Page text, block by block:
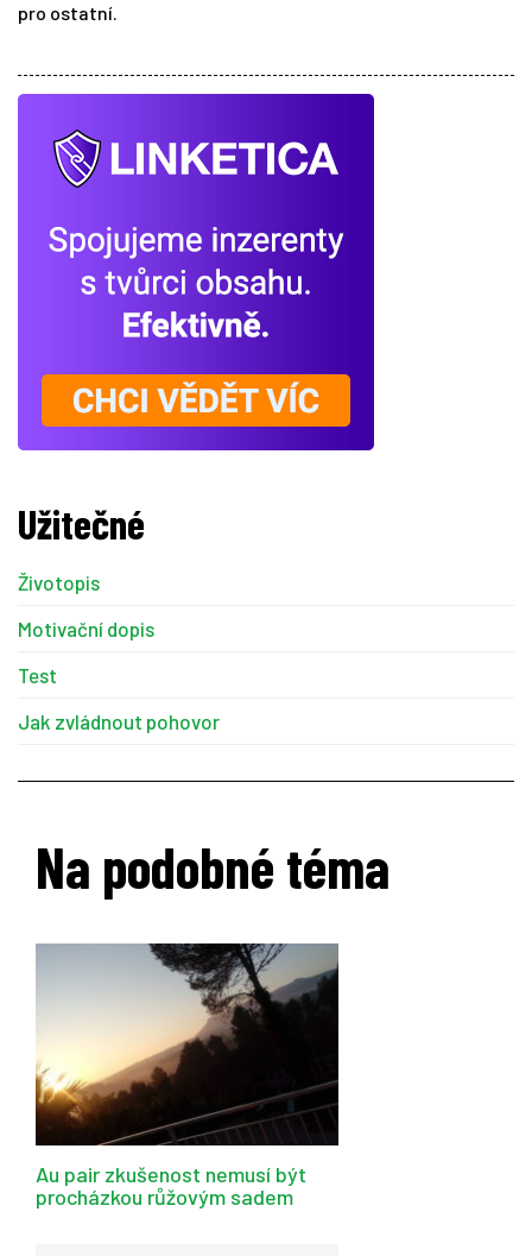
pro ostatní.
Užitečné
Životopis
Motivační dopis
Test
Jak zvládnout pohovor
Na podobné téma
Au pair zkušenost nemusí být
procházkou růžovým sadem